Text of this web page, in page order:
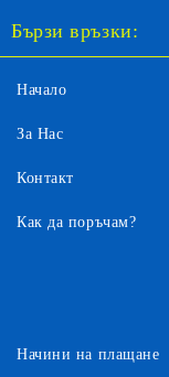
Бързи връзки:
Начало
За Нас
Контакт
Как да поръчам?
Начини на плащане